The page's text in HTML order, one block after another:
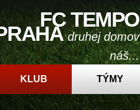
FC TEMPO
druhej domov
náš...
KLUB TÝMY